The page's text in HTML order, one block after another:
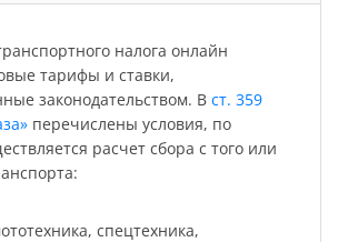
налога онлайн
тарифы и ставки,
законодательством. В ст. 359
перечислены условия, по
расчет сбора с того или
спецтехника,